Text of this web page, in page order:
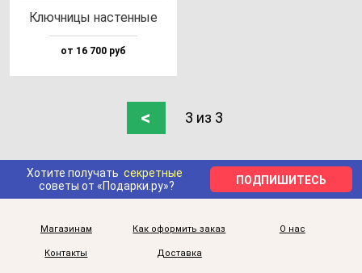
Ключ­ни­цы нас­тен­ные
от 16 700 руб
< 3 из 3
Хотите получать секретные
советы от «Подарки.ру»?
ПОДПИШИТЕСЬ
Магазинам Как оформить заказ О нас
Контакты Доставка